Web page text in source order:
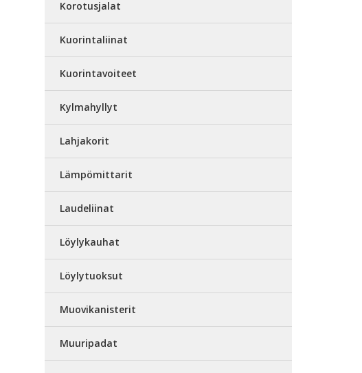
Korotusjalat
Kuorintaliinat
Kuorintavoiteet
Kylmahyllyt
Lahjakorit
Lämpömittarit
Laudeliinat
Löylykauhat
Löylytuoksut
Muovikanisterit
Muuripadat